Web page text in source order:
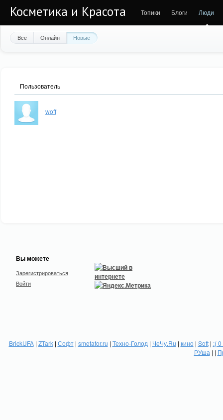
Косметика и Красота Топики Блоги Люди
Все Онлайн Новые
Пользователь
woff
Вы можете
Зарегистрироваться
Войти
BrickUFA| ZTark| Софт| smetafor.ru | Техно-Голод | ЧеЧу.Ru | кино| Soft| :(
РУша | |